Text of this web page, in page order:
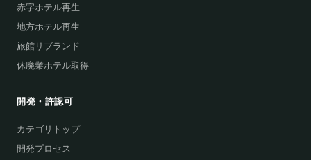
赤字ホテル再生
地方ホテル再生
旅館リブランド
休廃業ホテル取得
開発・許認可
カテゴリトップ
開発プロセス